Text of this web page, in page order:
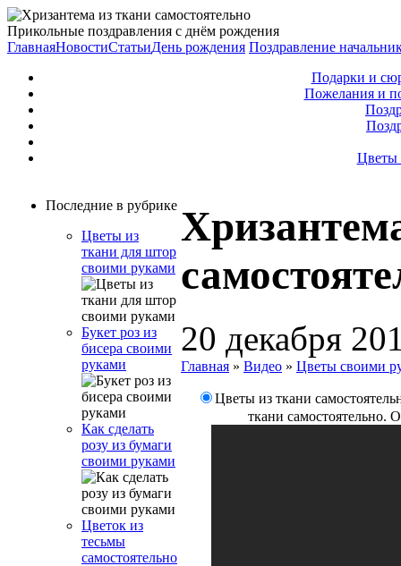
Прикольные поздравления с днём рождения
ГлавнаяНовостиСтатьиДень рождения Поздравление
Подарки и
Пожелания и
Цветы
Последние в рубрике
Цветы из
ткани для штор
своими руками
Букет роз из
бисера своими
руками
Как сделать
розу из бумаги
своими руками
Цветок из
тесьмы
самостоятельно
20 декабря
Главная » Видео » Цветы своими
Цветы из ткани
ткани самостоятельно.